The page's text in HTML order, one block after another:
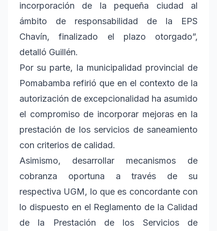
incorporación de la pequeña ciudad al
ámbito de responsabilidad de la EPS
Chavín, finalizado el plazo otorgado”,
detalló Guillén.
Por su parte, la municipalidad provincial de
Pomabamba refirió que en el contexto de la
autorización de excepcionalidad ha asumido
el compromiso de incorporar mejoras en la
prestación de los servicios de saneamiento
con criterios de calidad.
Asimismo, desarrollar mecanismos de
cobranza oportuna a través de su
respectiva UGM, lo que es concordante con
lo dispuesto en el Reglamento de la Calidad
de la Prestación de los Servicios de